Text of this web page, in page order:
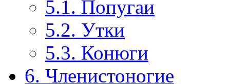
5.1. Попугаи
5.2. Утки
5.3. Конюги
6. Членистоногие